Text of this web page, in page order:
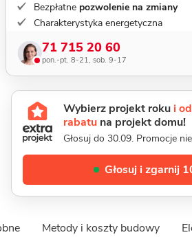
Bezpłatne pozwolenie na zmiany
Charakterystyka energetyczna
71 715 20 60
pon.-pt. 8-21, sob. 9-17
Wybierz projekt roku i
rabatu na projekt domu!
Głosuj do 30.09. Promocje
Głosuj i zgarnij
Metody i koszty budowy